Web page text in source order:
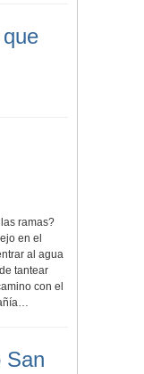
ramas?
en el
al agua
tantear
con el
San